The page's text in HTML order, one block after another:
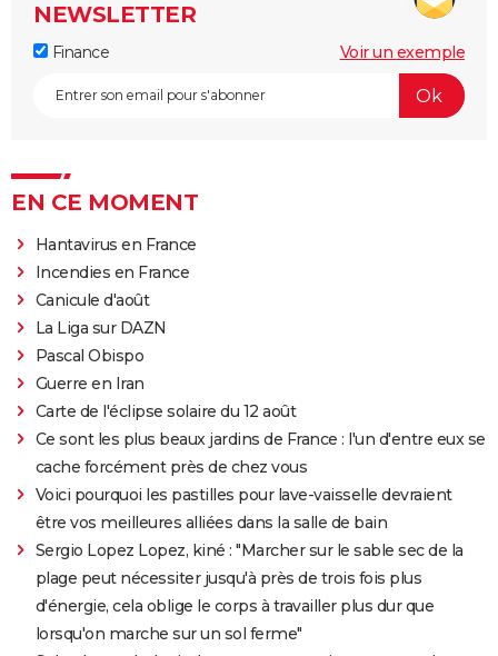
NEWSLETTER
Finance Voir un exemple
EN CE MOMENT
Hantavirus en France
Incendies en France
Canicule d'août
La Liga sur DAZN
Pascal Obispo
Guerre en Iran
Carte de l'éclipse solaire du 12 août
Ce sont les plus beaux jardins de France : l'un d'entre eux se
cache forcément près de chez vous
Voici pourquoi les pastilles pour lave-vaisselle devraient
être vos meilleures alliées dans la salle de bain
Sergio Lopez Lopez, kiné : "Marcher sur le sable sec de la
plage peut nécessiter jusqu'à près de trois fois plus
d'énergie, cela oblige le corps à travailler plus dur que
lorsqu'on marche sur un sol ferme"